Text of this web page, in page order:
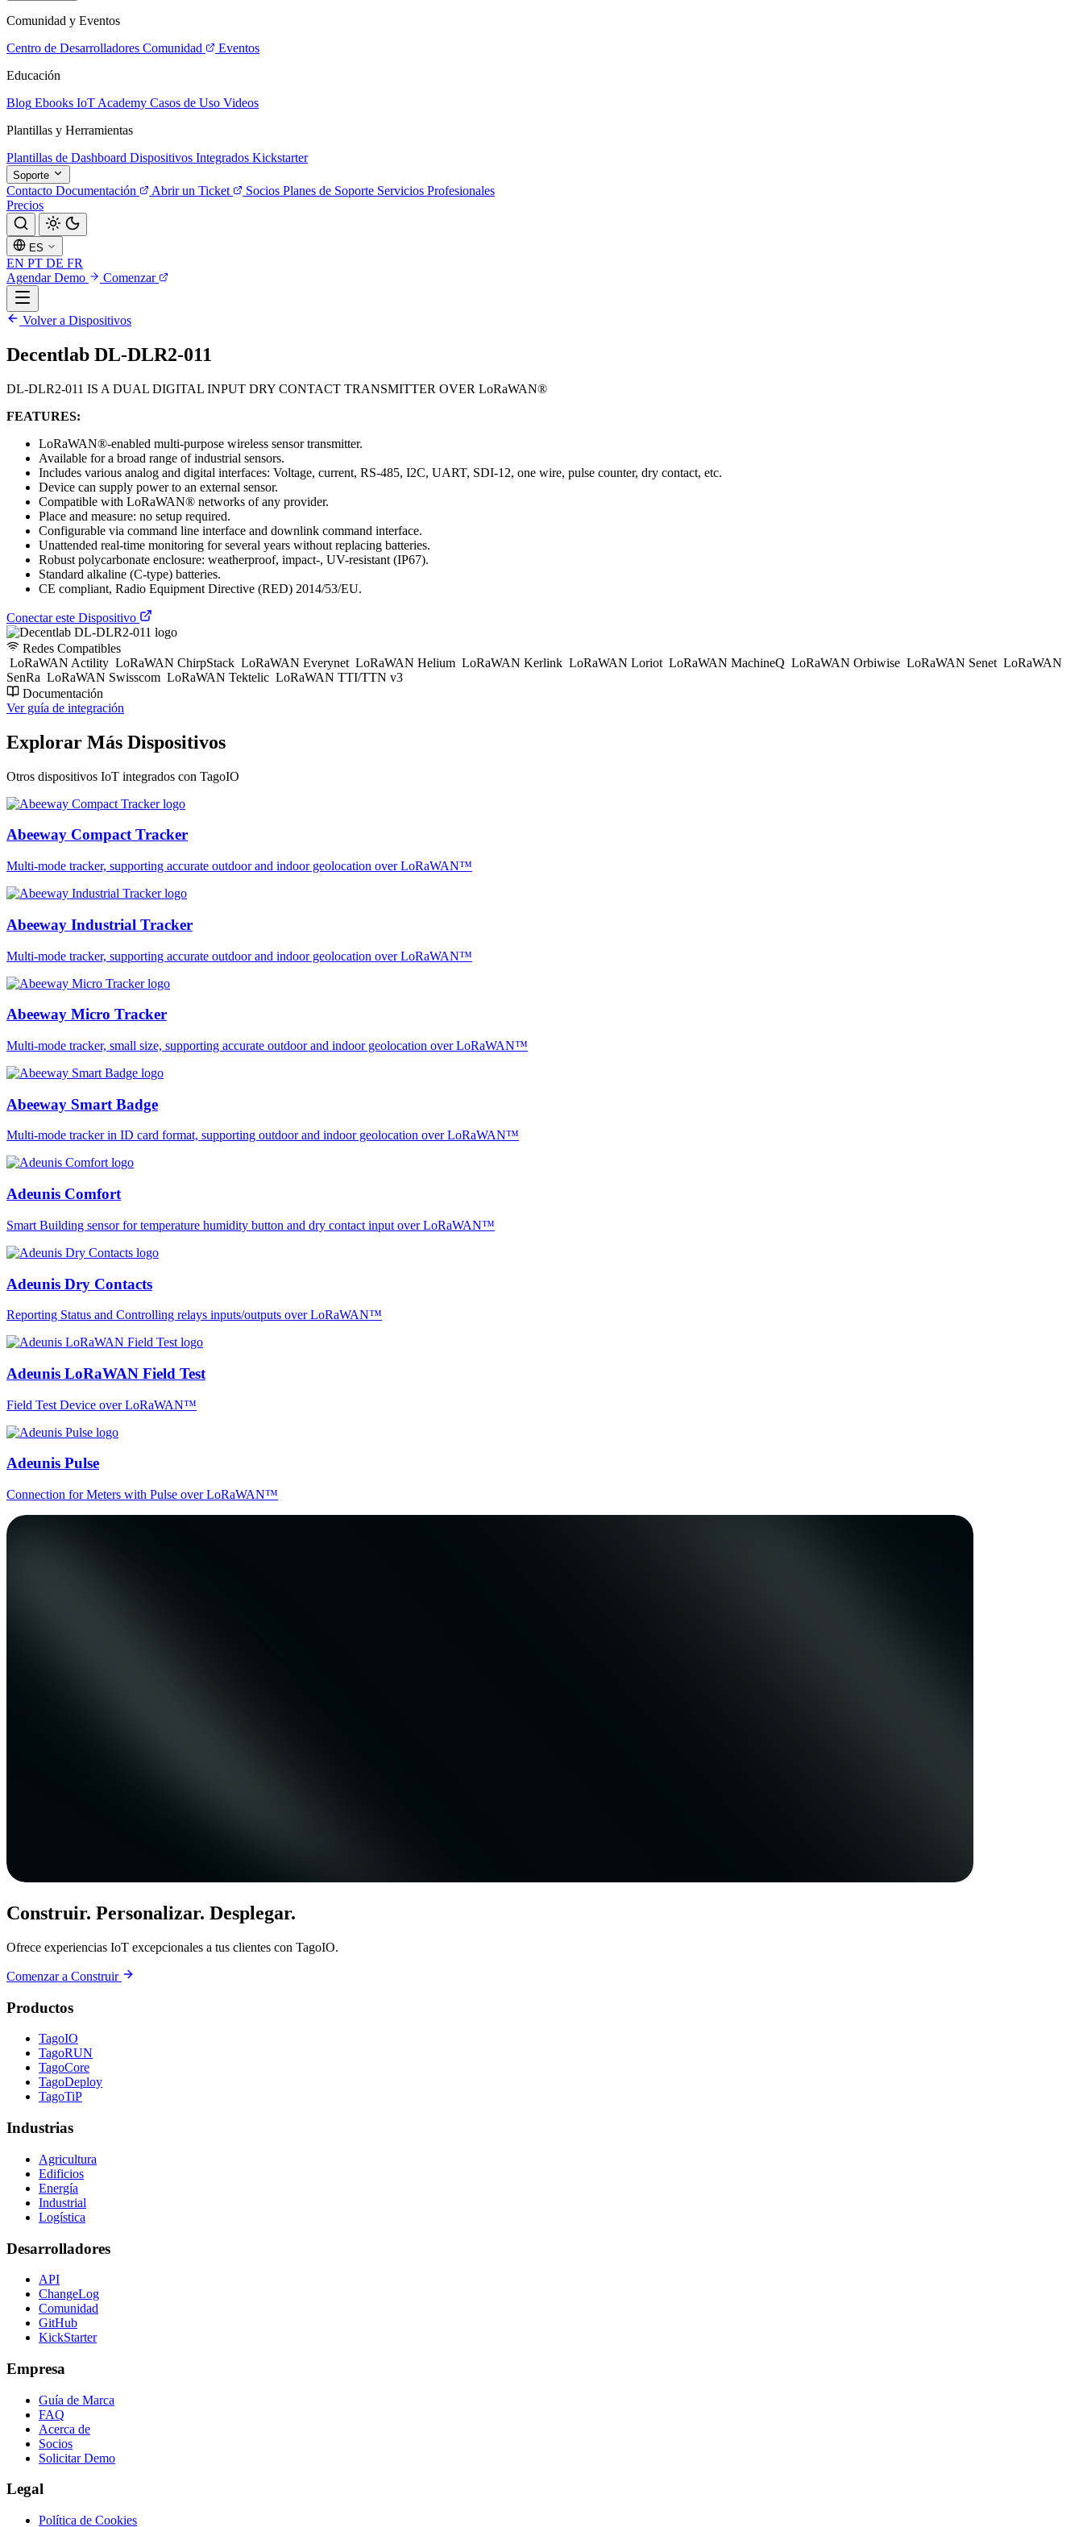
Comunidad y Eventos
Centro de Desarrolladores Comunidad
Eventos
Educación
Blog Ebooks IoT Academy Casos de Uso Videos
Plantillas y Herramientas
Plantillas de Dashboard Dispositivos Integrados Kickstarter
Soporte
Contacto Documentación Abrir un Ticket Socios Planes de Soporte Servicios Profesionales
Precios
ES
EN PT DE FR
Agendar Demo
Comenzar
Volver a Dispositivos
Decentlab DL-DLR2-011
DL-DLR2-011 IS A DUAL DIGITAL INPUT DRY CONTACT TRANSMITTER OVER LoRaWAN®
FEATURES:
LoRaWAN®-enabled multi-purpose wireless sensor transmitter.
Available for a broad range of industrial sensors.
Includes various analog and digital interfaces: Voltage, current, RS-485, I2C, UART, SDI-12, one wire, pulse counter, dry contact, etc.
Device can supply power to an external sensor.
Compatible with LoRaWAN® networks of any provider.
Place and measure: no setup required.
Configurable via command line interface and downlink command interface.
Unattended real-time monitoring for several years without replacing batteries.
Robust polycarbonate enclosure: weatherproof, impact-, UV-resistant (IP67).
Standard alkaline (C-type) batteries.
CE compliant, Radio Equipment Directive (RED) 2014/53/EU.
Conectar este Dispositivo
Redes Compatibles
LoRaWAN Actility LoRaWAN ChirpStack LoRaWAN Everynet LoRaWAN Helium LoRaWAN Kerlink LoRaWAN Loriot LoRaWAN MachineQ LoRaWAN Orbiwise LoRaWAN Senet LoRaWAN
SenRa LoRaWAN Swisscom LoRaWAN Tektelic LoRaWAN TTI/TTN v3
Documentación
Ver guía de integración
Explorar Más Dispositivos
Otros dispositivos IoT integrados con TagoIO
Abeeway Compact Tracker
Multi-mode tracker, supporting accurate outdoor and indoor geolocation over LoRaWAN™
Abeeway Industrial Tracker
Multi-mode tracker, supporting accurate outdoor and indoor geolocation over LoRaWAN™
Abeeway Micro Tracker
Multi-mode tracker, small size, supporting accurate outdoor and indoor geolocation over LoRaWAN™
Abeeway Smart Badge
Multi-mode tracker in ID card format, supporting outdoor and indoor geolocation over LoRaWAN™
Adeunis Comfort
Smart Building sensor for temperature humidity button and dry contact input over LoRaWAN™
Adeunis Dry Contacts
Reporting Status and Controlling relays inputs/outputs over LoRaWAN™
Adeunis LoRaWAN Field Test
Field Test Device over LoRaWAN™
Adeunis Pulse
Connection for Meters with Pulse over LoRaWAN™
Construir. Personalizar. Desplegar.
Ofrece experiencias IoT excepcionales a tus clientes con TagoIO.
Comenzar a Construir
Productos
TagoIO
TagoRUN
TagoCore
TagoDeploy
TagoTiP
Industrias
Agricultura
Edificios
Energía
Industrial
Logística
Desarrolladores
API
ChangeLog
Comunidad
GitHub
KickStarter
Empresa
Guía de Marca
FAQ
Acerca de
Socios
Solicitar Demo
Legal
Política de Cookies